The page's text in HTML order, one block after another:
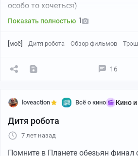
особо то хочеться)
«дитя робота»
Что можно сказать по факту и
будете заниматься или же вам
почти 2 часа своей жизни, то
фильм и сойдите с ума, по крайней
мной и с теми кто был рядом при
Показать полностью 1
[моё] Дитя робота Обзор фильмов Трэш
16
loveaction Всё о кино Кино
Дитя робота
7 лет назад
Помните в Планете обезьян финал